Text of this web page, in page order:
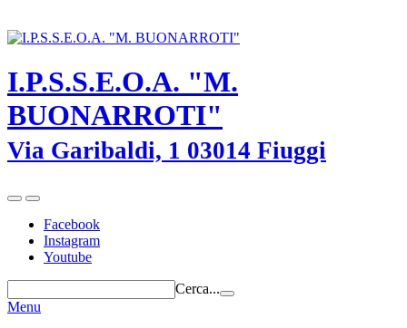
I.P.S.S.E.O.A. "M.
BUONARROTI"
Via Garibaldi, 1 03014 Fiuggi
Facebook
Instagram
Youtube
Cerca...
Menu